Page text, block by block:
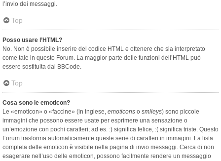
l’invio dei messaggi.
Top
Posso usare l’HTML?
No. Non è possibile inserire del codice HTML e ottenere che sia interpretato
come tale in questo Forum. La maggior parte delle funzioni dell’HTML può
essere sostituita dal BBCode.
Top
Cosa sono le emoticon?
Le «emoticon» o «faccine» (in inglese, emoticons o smileys) sono piccole
immagini che possono essere usate per esprimere una sensazione o
un’emozione con pochi caratteri; ad es. :) significa felice, :( significa triste. Questo
Forum trasforma automaticamente queste serie di caratteri in immagini. La lista
completa delle emoticon è visibile nella pagina di invio messaggi. Cerca di non
esagerare nell’uso delle emoticon, possono facilmente rendere un messaggio